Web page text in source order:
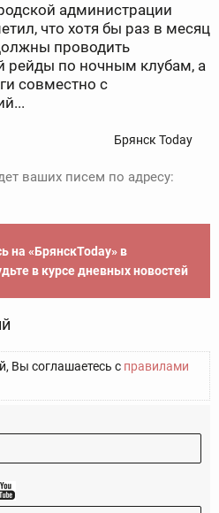
администрации
что хотя бы раз в месяц
проводить
рейды по ночным клубам, а
совместно с
Брянск Today
ваших писем по адресу:
на «БрянскToday» в
в курсе дневных новостей
Вы соглашаетесь с правилами